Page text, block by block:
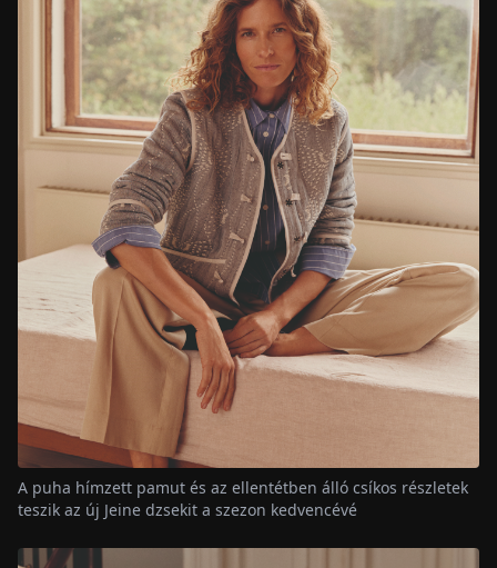
A puha hímzett pamut és az ellentétben álló csíkos részletek
teszik az új Jeine dzsekit a szezon kedvencévé